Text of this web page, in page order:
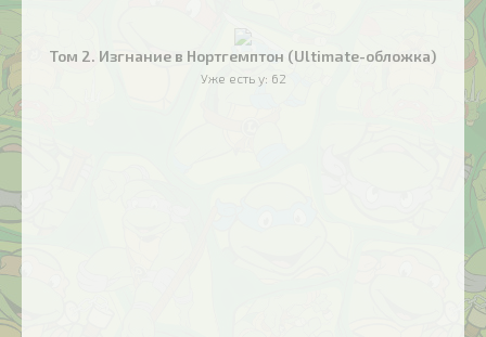
Том 2. Изгнание в Нортгемптон (Ultimate-обложка)
Уже есть у: 62